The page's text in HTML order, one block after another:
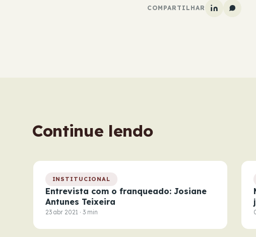
COMPARTILHAR
Continue lendo
INSTITUCIONAL
Entrevista com o franqueado: Josiane
Antunes Teixeira
23 abr 2021 · 3 min